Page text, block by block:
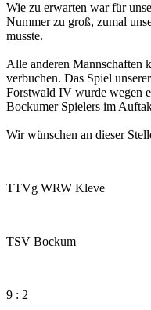
Wie zu erwarten war für
Nummer zu groß, zumal
musste.
Alle anderen Mannschaften
verbuchen. Das Spiel
Forstwald IV wurde wegen
Bockumer Spielers im
Wir wünschen an dieser
TTVg WRW Kleve
TSV Bockum
9 : 2